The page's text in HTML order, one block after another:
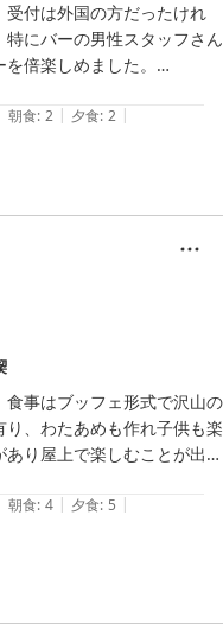
。子供にも優しくしてくれ
がらなかった？前日に花火
ドリーを取りに来ない方が
世話になりました。
付は外国の方だったけれ
にバーの男性スタッフさん
倍楽しめました。
ルとあってすごく広くて気
のを残念に思っていました
にならなかったです。
がしますが、掃除は意気届
事も並んでおり、すごく美
と思います。子供が好きそ
族旅行には丁度良いと思い
朝食: 2 | 夕食: 2 |
事はブッフェ形式で沢山の
、わたあめも作れ子供も楽
り屋上で楽しむことが出来
朝食: 4 | 夕食: 5 |